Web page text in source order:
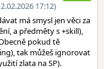
17:12)
má smysl jen věci za
a předměty s +skill),
pokud tě
tak můžeš ignorovat
zlata na SP).